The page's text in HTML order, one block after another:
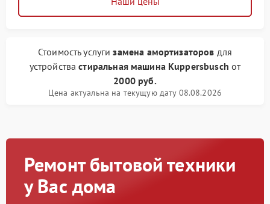
Стоимость услугизамена амортизаторов для
устройствастиральная машина Kuppersbusch от
2000 руб.
Цена актуальна на текущую дату 08.08.2026
Ремонт бытовой техники
у Вас дома